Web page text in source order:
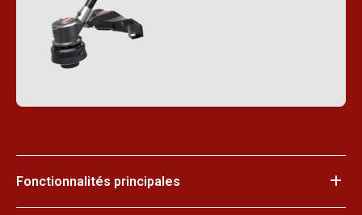
Fonctionnalités principales